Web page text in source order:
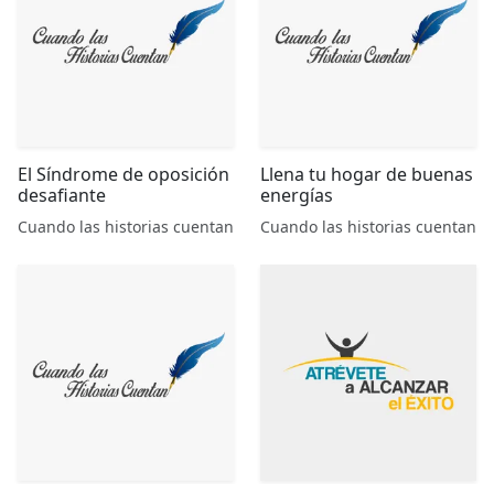
El Síndrome de oposición
desafiante
Cuando las historias cuentan
Llena tu hogar de buenas
energías
Cuando las historias cuentan